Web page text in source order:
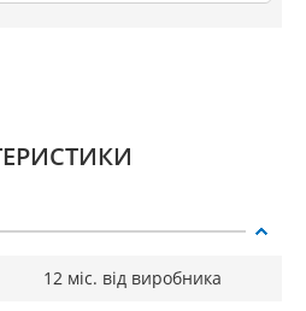
12 міс. від виробника